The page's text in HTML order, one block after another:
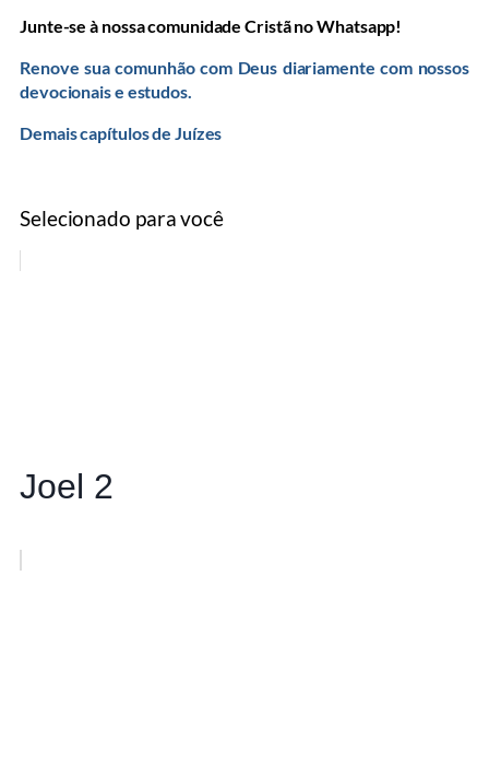
Junte-se à nossa comunidade Cristã no Whatsapp!
Renove sua comunhão com Deus diariamente com nossos
devocionais e estudos.
Demais capítulos de Juízes
Selecionado para você
Joel 2